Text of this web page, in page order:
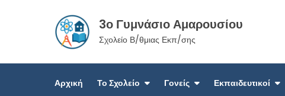
3ο Γυμνάσιο Αμαρουσίου
Σχολείο Β/θμιας Εκπ/σης
Αρχική Το Σχολείο Γονείς Εκπαιδευτικοί